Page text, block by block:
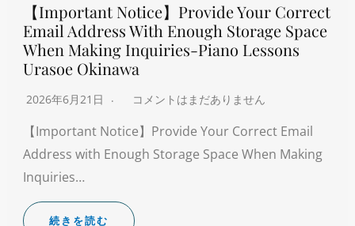
【Important Notice】Provide Your Correct
Email Address With Enough Storage Space
When Making Inquiries-Piano Lessons
Urasoe Okinawa
2026年6月21日 コメントはまだありません
【Important Notice】Provide Your Correct Email
Address with Enough Storage Space When Making
Inquiries…
続きを読む